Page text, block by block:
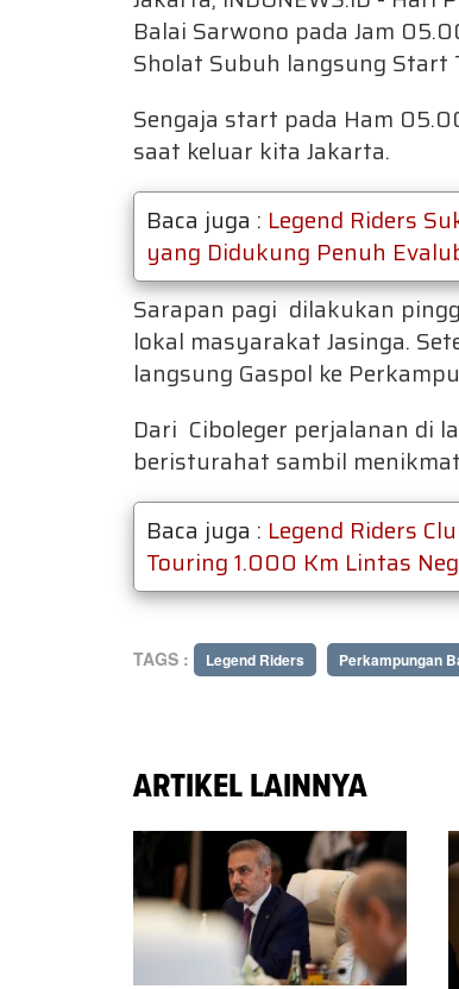
Balai Sarwono pada Jam
Sholat Subuh langsung Start
Sengaja start pada Ham
saat keluar kita Jakarta.
Baca juga : Legend Riders
yang Didukung Penuh
Sarapan pagi dilakukan
lokal masyarakat Jasinga.
langsung Gaspol ke
Dari Ciboleger perjalanan di
beristurahat sambil
Baca juga : Legend Riders
Touring 1.000 Km Lintas
TAGS : Legend Riders Perkampungan
ARTIKEL LAINNYA